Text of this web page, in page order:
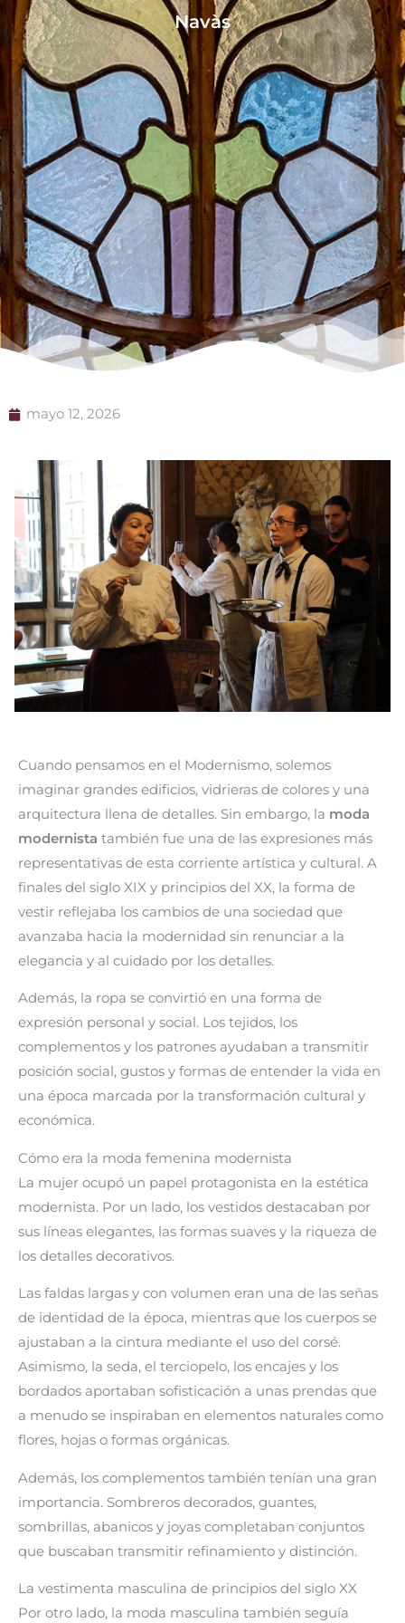
Navàs
mayo 12, 2026
Cuando pensamos en el Modernismo, solemos
imaginar grandes edificios, vidrieras de colores y una
arquitectura llena de detalles. Sin embargo, la moda
modernista también fue una de las expresiones más
representativas de esta corriente artística y cultural. A
finales del siglo XIX y principios del XX, la forma de
vestir reflejaba los cambios de una sociedad que
avanzaba hacia la modernidad sin renunciar a la
elegancia y al cuidado por los detalles.
Además, la ropa se convirtió en una forma de
expresión personal y social. Los tejidos, los
complementos y los patrones ayudaban a transmitir
posición social, gustos y formas de entender la vida en
una época marcada por la transformación cultural y
económica.
Cómo era la moda femenina modernista
La mujer ocupó un papel protagonista en la estética
modernista. Por un lado, los vestidos destacaban por
sus líneas elegantes, las formas suaves y la riqueza de
los detalles decorativos.
Las faldas largas y con volumen eran una de las señas
de identidad de la época, mientras que los cuerpos se
ajustaban a la cintura mediante el uso del corsé.
Asimismo, la seda, el terciopelo, los encajes y los
bordados aportaban sofisticación a unas prendas que
a menudo se inspiraban en elementos naturales como
flores, hojas o formas orgánicas.
Además, los complementos también tenían una gran
importancia. Sombreros decorados, guantes,
sombrillas, abanicos y joyas completaban conjuntos
que buscaban transmitir refinamiento y distinción.
La vestimenta masculina de principios del siglo XX
Por otro lado, la moda masculina también seguía